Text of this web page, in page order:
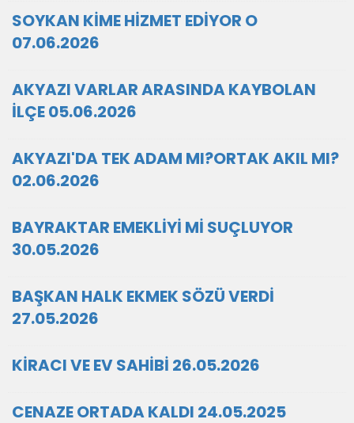
SOYKAN KİME HİZMET EDİYOR O
07.06.2026
AKYAZI VARLAR ARASINDA KAYBOLAN
İLÇE 05.06.2026
AKYAZI'DA TEK ADAM MI?ORTAK AKIL MI?
02.06.2026
BAYRAKTAR EMEKLİYİ Mİ SUÇLUYOR
30.05.2026
BAŞKAN HALK EKMEK SÖZÜ VERDİ
27.05.2026
KİRACI VE EV SAHİBİ 26.05.2026
CENAZE ORTADA KALDI 24.05.2025